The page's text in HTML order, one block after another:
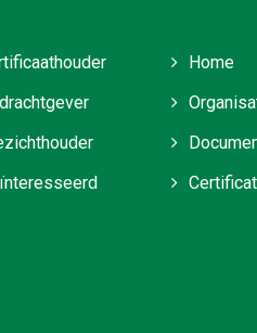
Home
Veilig